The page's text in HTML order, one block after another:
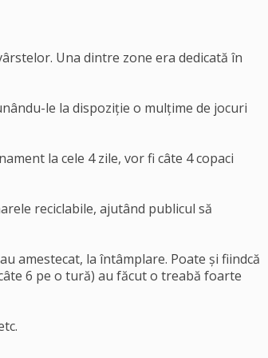
Una dintre zone era dedicată în
le la dispoziție o mulțime de jocuri
la cele 4 zile, vor fi câte 4 copaci
reciclabile, ajutând publicul să
amestecat, la întâmplare. Poate și fiindcă
6 pe o tură) au făcut o treabă foarte